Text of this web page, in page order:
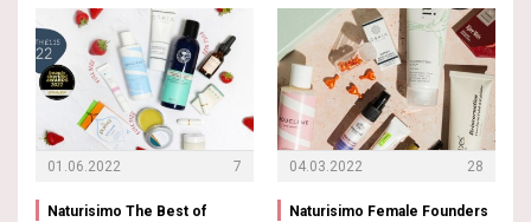
01.06.2022 7
Naturisimo The Best of
04.03.2022 28
Naturisimo Female Founders